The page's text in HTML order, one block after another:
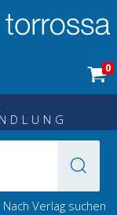
0
Nach Verlag suchen